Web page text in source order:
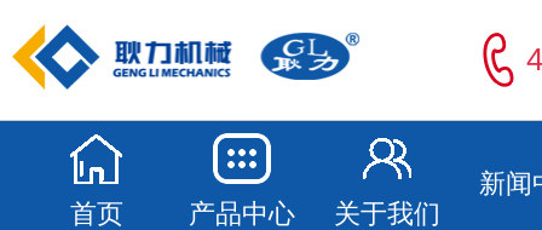
首页 产品中心 关于我们
新闻